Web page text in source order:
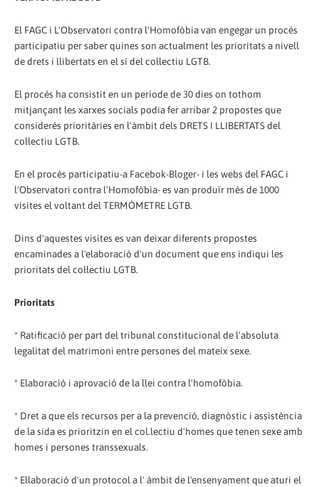
El FAGC i L'Observatori contra l'Homofòbia van engegar un procés
participatiu per saber quines son actualment les prioritats a nivell
de drets i llibertats en el sí del col·lectiu LGTB.
El procés ha consistit en un període de 30 dies on tothom
mitjançant les xarxes socials podia fer arribar 2 propostes que
considerés prioritàries en l'àmbit dels DRETS I LLIBERTATS del
col·lectiu LGTB.
En el procés participatiu-a Facebok-Bloger- i les webs del FAGC i
l'Observatori contra l'Homofòbia- es van produïr més de 1000
visites el voltant del TERMÒMETRE LGTB.
Dins d'aquestes visites es van deixar diferents propostes
encaminades a l'elaboració d'un document que ens indiqui les
prioritats del col·lectiu LGTB.
Prioritats
* Ratificació per part del tribunal constitucional de l'absoluta
legalitat del matrimoni entre persones del mateix sexe.
* Elaboració i aprovació de la llei contra l'homofòbia.
* Dret a que els recursos per a la prevenció, diagnòstic i assistència
de la sida es prioritzin en el col.lectiu d'homes que tenen sexe amb
homes i persones transsexuals.
* El·laboració d'un protocol a l' àmbit de l'ensenyament que aturi el